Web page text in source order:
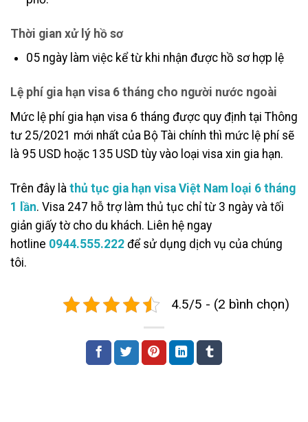
Thời gian xử lý hồ sơ
05 ngày làm việc kể từ khi nhận được hồ sơ hợp lệ
Lệ phí gia hạn visa 6 tháng cho người nước ngoài
Mức lệ phí gia hạn visa 6 tháng được quy định tại Thông
tư 25/2021 mới nhất của Bộ Tài chính thì mức lệ phí sẽ
là 95 USD hoặc 135 USD tùy vào loại visa xin gia hạn.
Trên đây là thủ tục gia hạn visa Việt Nam loại 6 tháng
1 lần. Visa 247 hỗ trợ làm thủ tục chỉ từ 3 ngày và tối
giản giấy tờ cho du khách. Liên hệ ngay
hotline 0944.555.222 để sử dụng dịch vụ của chúng
tôi.
4.5/5 - (2 bình chọn)